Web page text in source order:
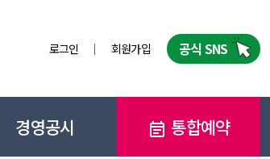
로그인 회원가입 공식 SNS
경영공시 통합예약